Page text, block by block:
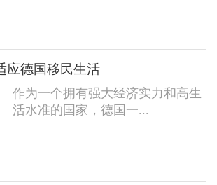
应德国移民生活
作为一个拥有强大经济实力和高生
活水准的国家，德国一...